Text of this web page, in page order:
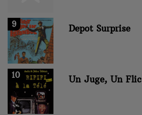
9 Depot Surprise
10 Un Juge, Un Flic